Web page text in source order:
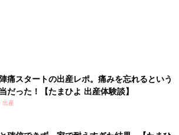
痛スタートの出産レポ。痛みを忘れるという
だった！【たまひよ 出産体験談】
出産